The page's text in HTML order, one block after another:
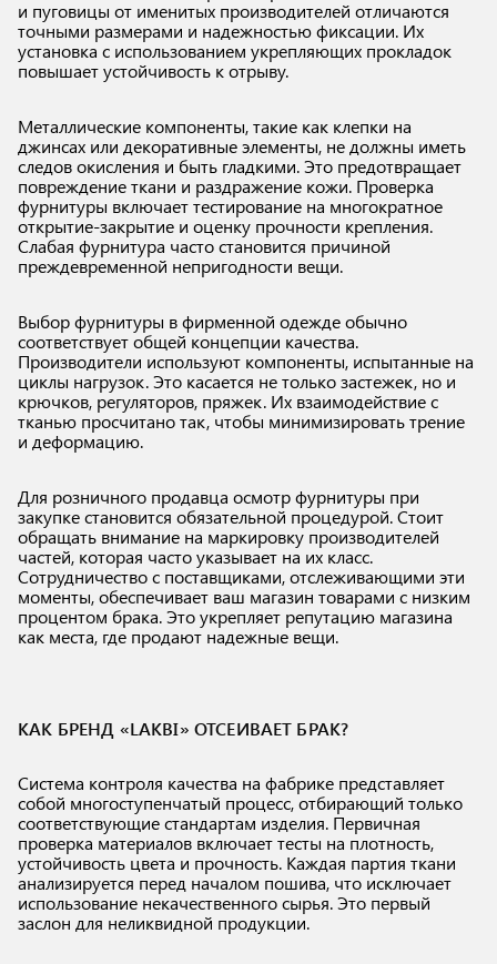
и пуговицы от именитых производителей отличаются
точными размерами и надежностью фиксации. Их
установка с использованием укрепляющих прокладок
повышает устойчивость к отрыву.
Металлические компоненты, такие как клепки на
джинсах или декоративные элементы, не должны иметь
следов окисления и быть гладкими. Это предотвращает
повреждение ткани и раздражение кожи. Проверка
фурнитуры включает тестирование на многократное
открытие-закрытие и оценку прочности крепления.
Слабая фурнитура часто становится причиной
преждевременной непригодности вещи.
Выбор фурнитуры в фирменной одежде обычно
соответствует общей концепции качества.
Производители используют компоненты, испытанные на
циклы нагрузок. Это касается не только застежек, но и
крючков, регуляторов, пряжек. Их взаимодействие с
тканью просчитано так, чтобы минимизировать трение
и деформацию.
Для розничного продавца осмотр фурнитуры при
закупке становится обязательной процедурой. Стоит
обращать внимание на маркировку производителей
частей, которая часто указывает на их класс.
Сотрудничество с поставщиками, отслеживающими эти
моменты, обеспечивает ваш магазин товарами с низким
процентом брака. Это укрепляет репутацию магазина
как места, где продают надежные вещи.
КАК БРЕНД «LAKBI» ОТСЕИВАЕТ БРАК?
Система контроля качества на фабрике представляет
собой многоступенчатый процесс, отбирающий только
соответствующие стандартам изделия. Первичная
проверка материалов включает тесты на плотность,
устойчивость цвета и прочность. Каждая партия ткани
анализируется перед началом пошива, что исключает
использование некачественного сырья. Это первый
заслон для неликвидной продукции.